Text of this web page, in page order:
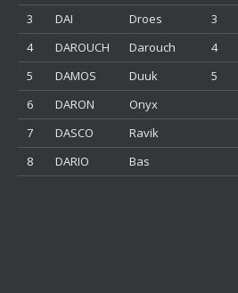
3
DAI Droes 3
4
DAROUCH Darouch 4
5
DAMOS Duuk 5
6
DARON
Onyx
7
DASCO
Ravik
8
DARIO Bas